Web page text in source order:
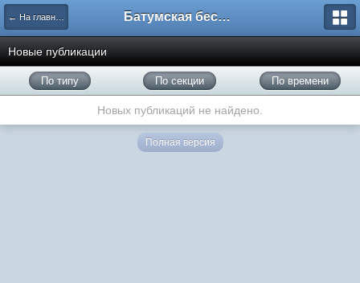
← На главную Батумская беседка
Новые публикации
По типу По секции По времени
Новых публикаций не найдено.
Полная версия